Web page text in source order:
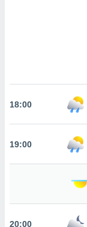
En
18:00
19:00
20:00